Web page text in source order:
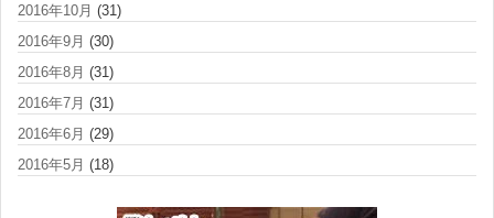
2016年10月 (31)
2016年9月 (30)
2016年8月 (31)
2016年7月 (31)
2016年6月 (29)
2016年5月 (18)